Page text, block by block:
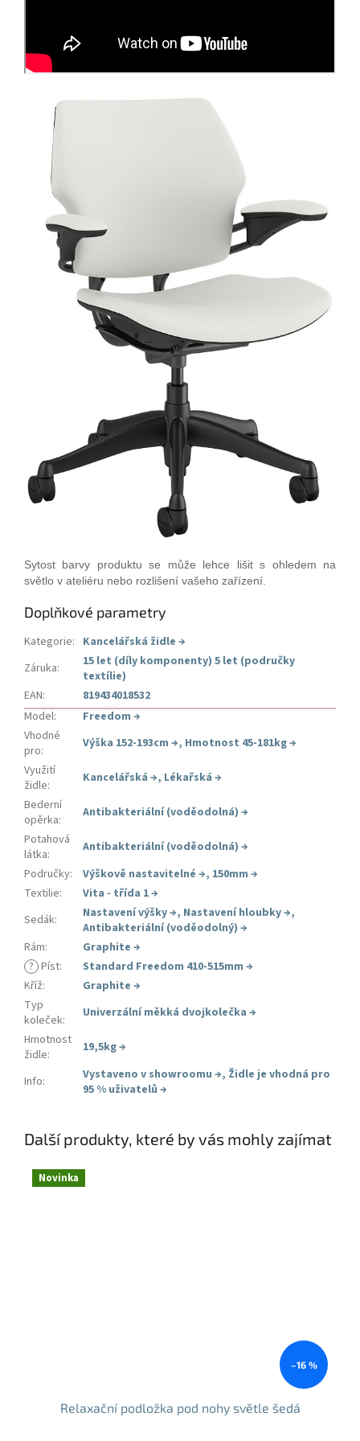
Sytost barvy produktu se může lehce lišit s ohledem na
světlo v ateliéru nebo rozlišení vašeho zařízení.
Doplňkové parametry
Kategorie: Kancelářská židle →
Záruka:
15 let (díly komponenty) 5 let (područky
textílie)
EAN:
819434018532
Model: Freedom →
Vhodné
pro: Výška 152-193cm →, Hmotnost 45-181kg→
Využití
židle: Kancelářská →, Lékařská →
Bederní
opěrka: Antibakteriální (voděodolná) →
Potahová
látka: Antibakteriální (voděodolná) →
Područky: Výškově nastavitelné →, 150mm →
Textilie: Vita - třída 1→
Sedák: Nastavení výšky→, Nastavení hloubky→,
Antibakteriální (voděodolný) →
Rám: Graphite →
? Píst: Standard Freedom 410-515mm →
Kříž: Graphite →
Typ
koleček: Univerzální měkká dvojkolečka →
Hmotnost
židle: 19,5kg→
Info: Vystaveno v showroomu →, Židle je vhodná pro
95 % uživatelů →
Další produkty, které by vás mohly zajímat
Novinka
–16 %
Relaxační podložka pod nohy světle šedá